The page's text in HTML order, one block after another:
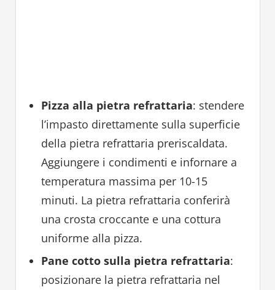
Pizza alla pietra refrattaria: stendere
l’impasto direttamente sulla superficie
della pietra refrattaria preriscaldata.
Aggiungere i condimenti e infornare a
temperatura massima per 10-15
minuti. La pietra refrattaria conferirà
una crosta croccante e una cottura
uniforme alla pizza.
Pane cotto sulla pietra refrattaria:
posizionare la pietra refrattaria nel